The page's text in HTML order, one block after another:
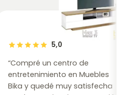
5,0
“Compré un centro de
entretenimiento en Muebles
Bika y quedé muy satisfecha